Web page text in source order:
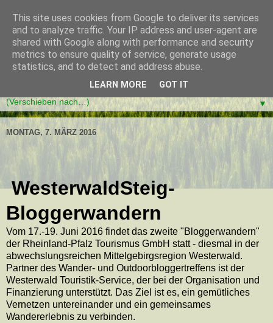
▼
MONTAG, 7. MÄRZ 2016
WesterwaldSteig-
Bloggerwandern
Vom 17.-19. Juni 2016 findet das zweite "Bloggerwandern"
der Rheinland-Pfalz Tourismus GmbH statt - diesmal in der
abwechslungsreichen Mittelgebirgsregion Westerwald.
Partner des Wander- und Outdoorbloggertreffens ist der
Westerwald Touristik-Service, der bei der Organisation und
Finanzierung unterstützt. Das Ziel ist es, ein gemütliches
Vernetzen untereinander und ein gemeinsames
Wandererlebnis zu verbinden.
This site uses cookies from Google to deliver its services
and to analyze traffic. Your IP address and user-agent are
shared with Google along with performance and security
metrics to ensure quality of service, generate usage
statistics, and to detect and address abuse.
LEARN MORE GOT IT